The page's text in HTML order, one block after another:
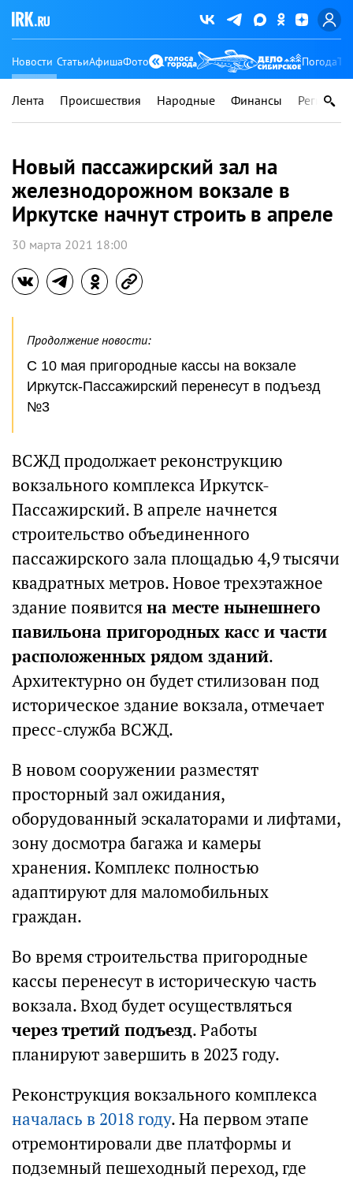
Новости СтатьиАфишаФото Погода
Лента Происшествия Народные Финансы Регионы
Новый пассажирский зал на
железнодорожном вокзале в
Иркутске начнут строить в апреле
30 марта 2021 18:00
Продолжение новости:
С 10 мая пригородные кассы на вокзале
Иркутск-Пассажирский перенесут в подъезд
№3
ВСЖД продолжает реконструкцию
вокзального комплекса Иркутск-
Пассажирский. В апреле начнется
строительство объединенного
пассажирского зала площадью 4,9 тысячи
квадратных метров. Новое трехэтажное
здание появитсяна месте нынешнего
павильона пригородных касс и части
расположенных рядом зданий.
Архитектурно он будет стилизован под
историческое здание вокзала, отмечает
пресс-служба ВСЖД.
В новом сооружении разместят
просторный зал ожидания,
оборудованный эскалаторами и лифтами,
зону досмотра багажа и камеры
хранения. Комплекс полностью
адаптируют для маломобильных
граждан.
Во время строительства пригородные
кассы перенесут в историческую часть
вокзала. Вход будет осуществляться
через третий подъезд. Работы
планируют завершить в 2023 году.
Реконструкция вокзального комплекса
началась в 2018 году. На первом этапе
отремонтировали две платформы и
подземный пешеходный переход, где